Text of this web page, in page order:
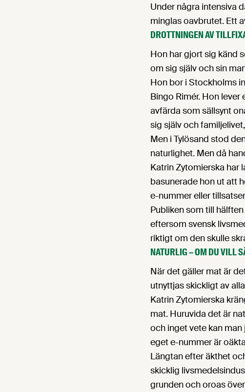
Under några intensiva
minglas oavbrutet. Ett
DROTTNINGEN AV
Hon har gjort sig känd
om sig själv och sin
Hon bor i Stockholms
Bingo Rimér. Hon
avfärda som sällsynt
sig själv och
Men i Tylösand stod
naturlighet. Men då
Katrin Zytomierska har
basunerade hon ut att
e-nummer eller
Publiken som till
eftersom svensk
riktigt om den skulle
NATURLIG – OM DU VILL
När det gäller mat är
utnyttjas skickligt av
Katrin Zytomierska
mat. Huruvida det är
och inget vete kan
eget e-nummer är
Längtan efter äkthet
skicklig
grunden och oroas